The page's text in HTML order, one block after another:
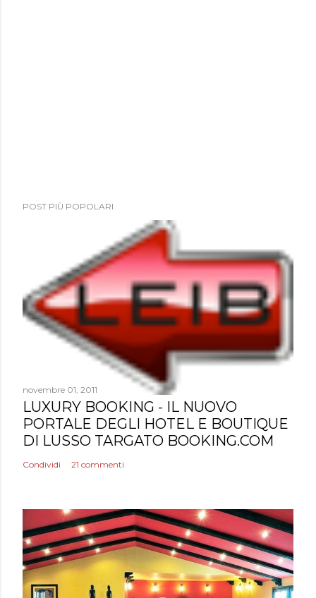
POST PIÙ POPOLARI
novembre 01, 2011
LUXURY BOOKING - IL NUOVO
PORTALE DEGLI HOTEL E BOUTIQUE
DI LUSSO TARGATO BOOKING.COM
Condividi 21 commenti